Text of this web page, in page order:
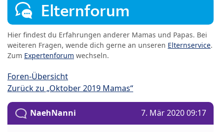
Elternforum
Hier findest du Erfahrungen anderer Mamas und Papas. Bei
weiteren Fragen, wende dich gerne an unseren Elternservice.
Zum Expertenforum wechseln.
Foren-Übersicht
Zurück zu „Oktober 2019 Mamas“
NaehNanni 7. Mär 2020 09:17